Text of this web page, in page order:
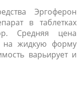
Эргоферон
в таблетках
Средняя цена
на жидкую форму
варьирует и